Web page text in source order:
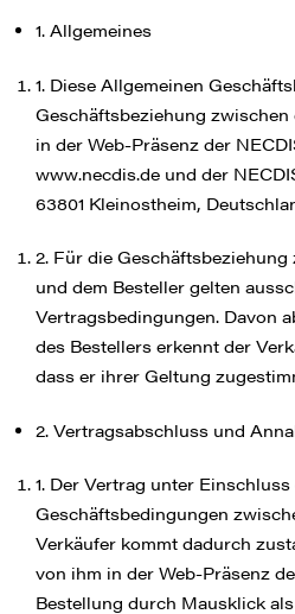
1. Allgemeines
1. Diese Allgemeinen
Geschäftsbeziehung zwischen
in der Web-Präsenz der
www.necdis.de und der
63801 Kleinostheim,
2. Für die
und dem Besteller gelten
Vertragsbedingungen. Davon
des Bestellers erkennt der
dass er ihrer Geltung
2. Vertragsabschluss und
1. Der Vertrag unter
Geschäftsbedingungen
Verkäufer kommt dadurch
von ihm in der Web-Präsenz
Bestellung durch Mausklick